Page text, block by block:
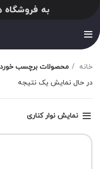
به
خانه
محصولات برچسب خورده
در حال نمایش یک نتیجه
نمایش نوار کناری